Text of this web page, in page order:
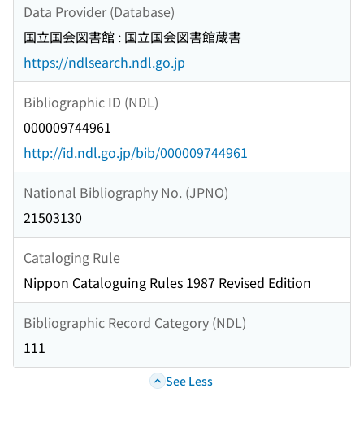
Data Provider (Database)
国立国会図書館 : 国立国会図書館蔵書
https://ndlsearch.ndl.go.jp
Bibliographic ID (NDL)
000009744961
http://id.ndl.go.jp/bib/000009744961
National Bibliography No. (JPNO)
21503130
Cataloging Rule
Nippon Cataloguing Rules 1987 Revised Edition
Bibliographic Record Category (NDL)
111
See Less